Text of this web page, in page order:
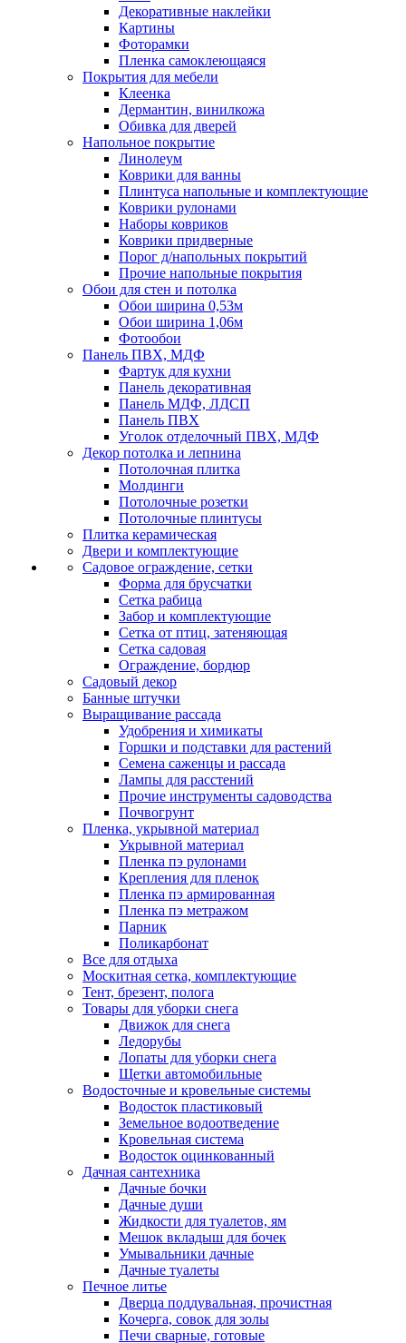
Декоративные наклейки
Картины
Фоторамки
Пленка самоклеющаяся
Покрытия для мебели
Клеенка
Дермантин, винилкожа
Обивка для дверей
Напольное покрытие
Линолеум
Коврики для ванны
Плинтуса напольные и комплектующие
Коврики рулонами
Наборы ковриков
Коврики придверные
Порог д/напольных покрытий
Прочие напольные покрытия
Обои для стен и потолка
Обои ширина 0,53м
Обои ширина 1,06м
Фотообои
Панель ПВХ, МДФ
Фартук для кухни
Панель декоративная
Панель МДФ, ЛДСП
Панель ПВХ
Уголок отделочный ПВХ, МДФ
Декор потолка и лепнина
Потолочная плитка
Молдинги
Потолочные розетки
Потолочные плинтусы
Плитка керамическая
Двери и комплектующие
Садовое ограждение, сетки
Форма для брусчатки
Сетка рабица
Забор и комплектующие
Сетка от птиц, затеняющая
Сетка садовая
Ограждение, бордюр
Садовый декор
Банные штучки
Выращивание рассада
Удобрения и химикаты
Горшки и подставки для растений
Семена саженцы и рассада
Лампы для расстений
Прочие инструменты садоводства
Почвогрунт
Пленка, укрывной материал
Укрывной материал
Пленка пэ рулонами
Крепления для пленок
Пленка пэ армированная
Пленка пэ метражом
Парник
Поликарбонат
Все для отдыха
Москитная сетка, комплектующие
Тент, брезент, полога
Товары для уборки снега
Движок для снега
Ледорубы
Лопаты для уборки снега
Щетки автомобильные
Водосточные и кровельные системы
Водосток пластиковый
Земельное водоотведение
Кровельная система
Водосток оцинкованный
Дачная сантехника
Дачные бочки
Дачные души
Жидкости для туалетов, ям
Мешок вкладыш для бочек
Умывальники дачные
Дачные туалеты
Печное литье
Дверца поддувальная, прочистная
Кочерга, совок для золы
Печи сварные, готовые